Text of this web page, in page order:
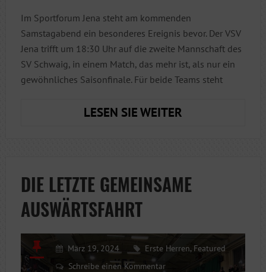
Im Sportforum Jena steht am kommenden
Samstagabend ein besonderes Ereignis bevor. Der VSV
Jena trifft um 18:30 Uhr auf die zweite Mannschaft des
SV Schwaig, in einem Match, das mehr ist, als nur ein
gewöhnliches Saisonfinale. Für beide Teams steht
LESEN SIE WEITERONE
DIE LETZTE GEMEINSAME
AUSWÄRTSFAHRT
März 19, 2024 Erste Herren, Featured
Schreibe einen Kommentar